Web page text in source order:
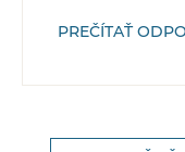
PREČÍTAŤ